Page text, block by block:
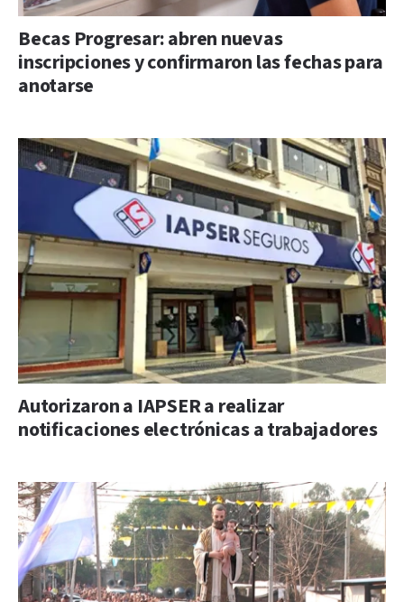
Becas Progresar: abren nuevas
inscripciones y confirmaron las fechas para
anotarse
Autorizaron a IAPSER a realizar
notificaciones electrónicas a trabajadores